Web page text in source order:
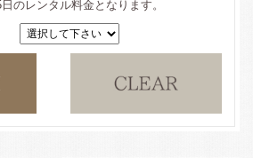
のレンタル料金となります。